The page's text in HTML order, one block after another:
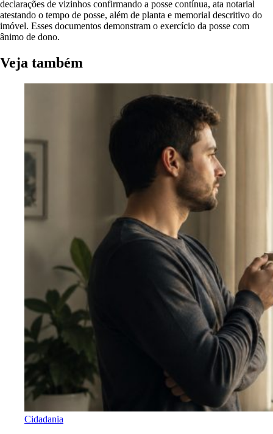
declarações de vizinhos confirmando a posse contínua, ata notarial
atestando o tempo de posse, além de planta e memorial descritivo do
imóvel. Esses documentos demonstram o exercício da posse com
ânimo de dono.
Veja também
Cidadania